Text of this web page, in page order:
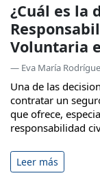
¿Cuál es la
Voluntaria
— Eva María
Una de las
contratar un
que ofrece,
responsabilidad
Leer más